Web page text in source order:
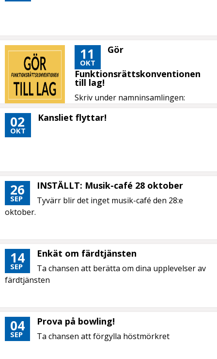
11
OKT
Gör
Funktionsrättskonventionen
till lag!
Skriv under namninsamlingen:
02
OKT
Kansliet flyttar!
26
SEP
INSTÄLLT: Musik-café 28 oktober
Tyvärr blir det inget musik-café den 28:e
oktober.
14
SEP
Enkät om färdtjänsten
Ta chansen att berätta om dina upplevelser av
färdtjänsten
04
SEP
Prova på bowling!
Ta chansen att förgylla höstmörkret